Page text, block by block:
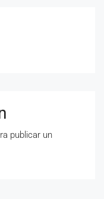
publicar un